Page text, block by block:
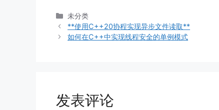
分
类
未分类
**使用C++20协程实现异步文件读取**
如何在C++中实现线程安全的单例模式
发表评论